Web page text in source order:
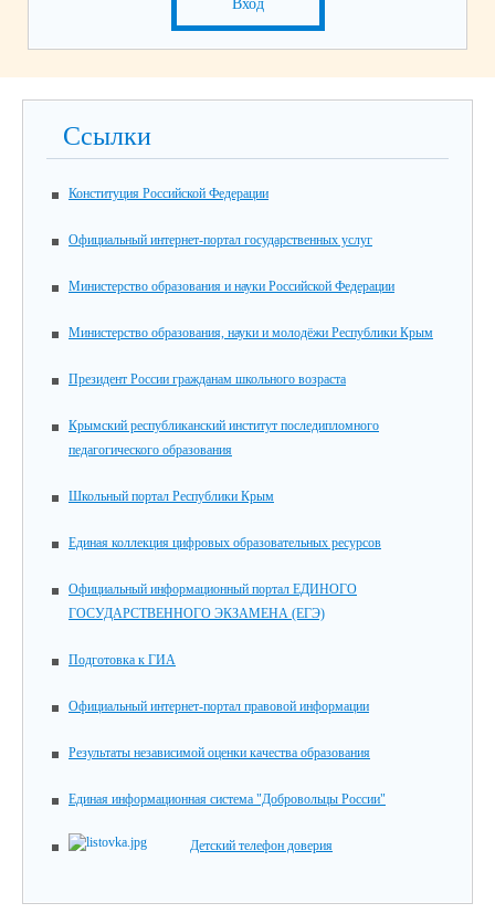
Вход
Ссылки
Конституция Российской Федерации
Официальный интернет-портал государственных услуг
Министерство образования и науки Российской Федерации
Министерство образования, науки и молодёжи Республики Крым
Президент России гражданам школьного возраста
Крымский республиканский институт последипломного
педагогического образования
Школьный портал Республики Крым
Единая коллекция цифровых образовательных ресурсов
Официальный информационный портал ЕДИНОГО
ГОСУДАРСТВЕННОГО ЭКЗАМЕНА (ЕГЭ)
Подготовка к ГИА
Официальный интернет-портал правовой информации
Результаты независимой оценки качества образования
Единая информационная система "Добровольцы России"
Детский телефон доверия